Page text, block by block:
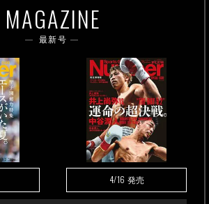
MAGAZINE
最新号
4/16 発売